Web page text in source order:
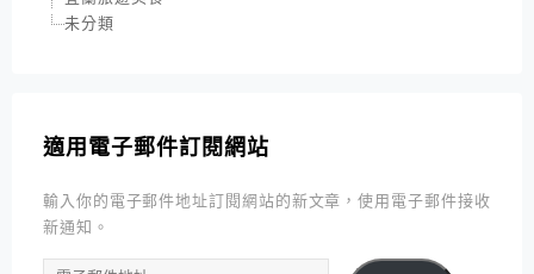
未分類
適用電子郵件訂閱網站
輸入你的電子郵件地址訂閱網站的新文章，使用電子郵件接收
新通知。
電